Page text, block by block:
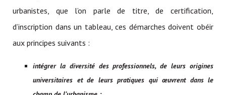
urbanistes, que l’on parle de titre, de certification,
d’inscription dans un tableau, ces démarches doivent obéir
aux principes suivants :
intégrer la diversité des professionnels, de leurs origines
universitaires et de leurs pratiques qui œuvrent dans le